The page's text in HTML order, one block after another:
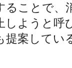
ることで、
しようと呼
提案してい